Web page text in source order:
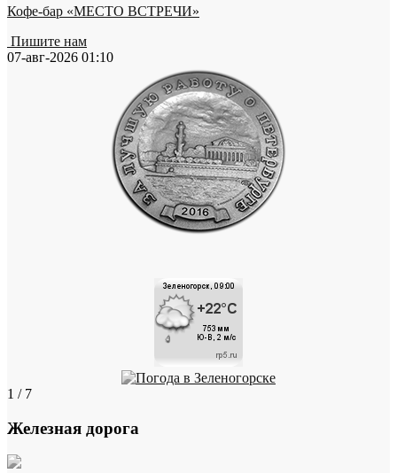
Кофе-бар «МЕСТО ВСТРЕЧИ»
Пишите нам
07-авг-2026 01:10
1 / 7
Железная дорога